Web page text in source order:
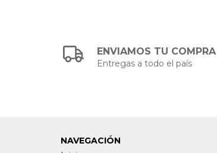
ENVIAMOS TU COMPRA
Entregas a todo el país
NAVEGACIÓN